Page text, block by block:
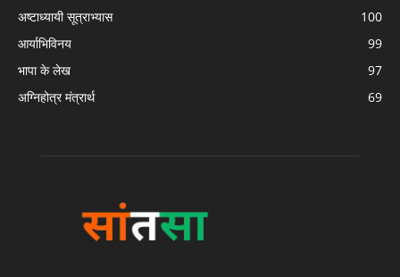
अष्टाध्यायी सूत्राभ्यास
100
आर्याभिविनय
99
भापा के लेख
97
अग्निहोत्र मंत्रार्थ
69